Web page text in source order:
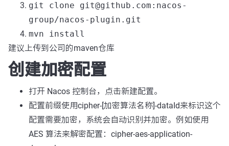
git clone git@github.com:nacos-
group/nacos-plugin.git
mvn install
建议上传到公司的maven仓库
创建加密配置
打开 Nacos 控制台，点击新建配置。
配置前缀使用cipher-[加密算法名称]-dataId来标识这个
配置需要加密，系统会自动识别并加密。例如使用
AES 算法来解密配置：cipher-aes-application-